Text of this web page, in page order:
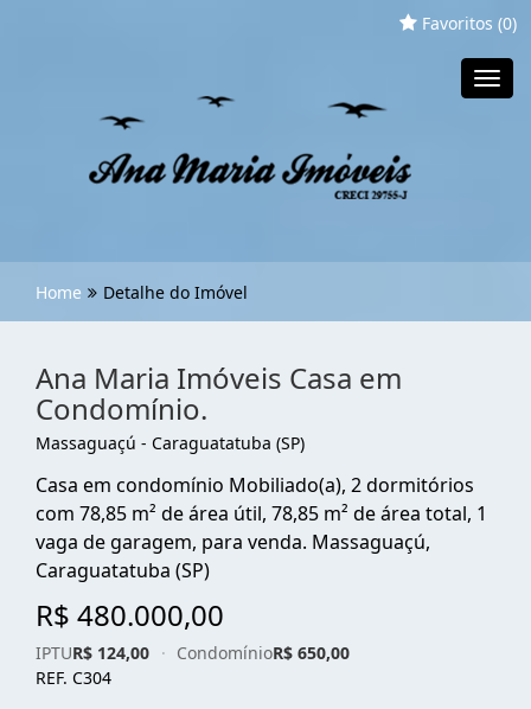
Favoritos (0)
Home Detalhe do Imóvel
Ana Maria Imóveis Casa em
Condomínio.
Massaguaçú - Caraguatatuba (SP)
Casa em condomínio Mobiliado(a), 2 dormitórios
com 78,85 m² de área útil, 78,85 m² de área total, 1
vaga de garagem, para venda. Massaguaçú,
Caraguatatuba (SP)
R$ 480.000,00
IPTUR$ 124,00 · CondomínioR$ 650,00
REF. C304